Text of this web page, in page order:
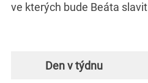
ve kterých bude Beáta
Den v týdnu